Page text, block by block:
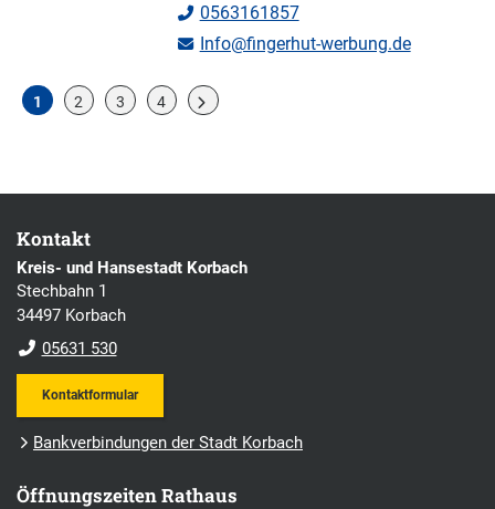
0563161857
Info@fingerhut-werbung.de
1 2 3 4
Kontakt
Kreis- und Hansestadt Korbach
Stechbahn 1
34497 Korbach
05631 530
Kontaktformular
Bankverbindungen der Stadt Korbach
Öffnungszeiten Rathaus